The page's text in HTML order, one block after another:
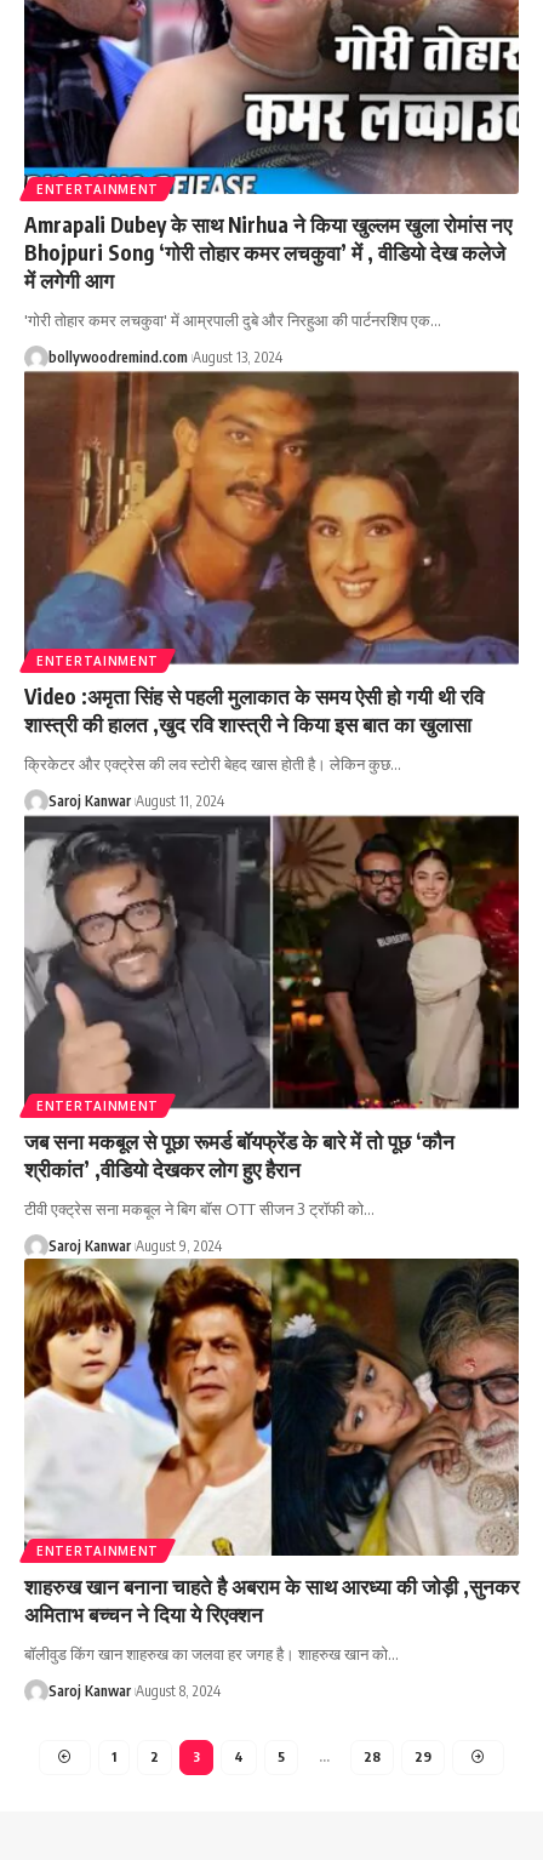
ENTERTAINMENT
Amrapali Dubey के साथ Nirhua ने किया खुल्लम खुला रोमांस नए
Bhojpuri Song ‘गोरी तोहार कमर लचकुवा’ में , वीडियो देख कलेजे
में लगेगी आग
'गोरी तोहार कमर लचकुवा' में आम्रपाली दुबे और निरहुआ की पार्टनरशिप एक…
bollywoodremind.com August 13, 2024
ENTERTAINMENT
Video :अमृता सिंह से पहली मुलाकात के समय ऐसी हो गयी थी रवि
शास्त्री की हालत ,खुद रवि शास्त्री ने किया इस बात का खुलासा
क्रिकेटर और एक्ट्रेस की लव स्टोरी बेहद खास होती है। लेकिन कुछ…
Saroj Kanwar August 11, 2024
ENTERTAINMENT
जब सना मकबूल से पूछा रूमर्ड बॉयफ्रेंड के बारे में तो पूछ ‘कौन
श्रीकांत’ ,वीडियो देखकर लोग हुए हैरान
टीवी एक्ट्रेस सना मकबूल ने बिग बॉस OTT सीजन 3 ट्रॉफी को…
Saroj Kanwar August 9, 2024
ENTERTAINMENT
शाहरुख खान बनाना चाहते है अबराम के साथ आरध्या की जोड़ी ,सुनकर
अमिताभ बच्चन ने दिया ये रिएक्शन
बॉलीवुड किंग खान शाहरुख का जलवा हर जगह है। शाहरुख खान को…
Saroj Kanwar August 8, 2024
1 2 3 4 5 … 28 29